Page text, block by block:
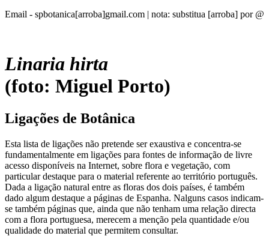
Email - spbotanica[arroba]gmail.com | nota: substitua [arroba] por @
Linaria hirta
(foto: Miguel Porto)
Ligações de Botânica
Esta lista de ligações não pretende ser exaustiva e concentra-se
fundamentalmente em ligações para fontes de informação de livre
acesso disponíveis na Internet, sobre flora e vegetação, com
particular destaque para o material referente ao território português.
Dada a ligação natural entre as floras dos dois países, é também
dado algum destaque a páginas de Espanha. Nalguns casos indicam-
se também páginas que, ainda que não tenham uma relação directa
com a flora portuguesa, merecem a menção pela quantidade e/ou
qualidade do material que permitem consultar.